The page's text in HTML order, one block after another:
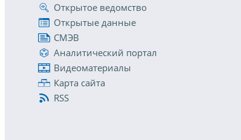
Открытое ведомство
Открытые данные
СМЭВ
Аналитический портал
Видеоматериалы
Карта сайта
RSS